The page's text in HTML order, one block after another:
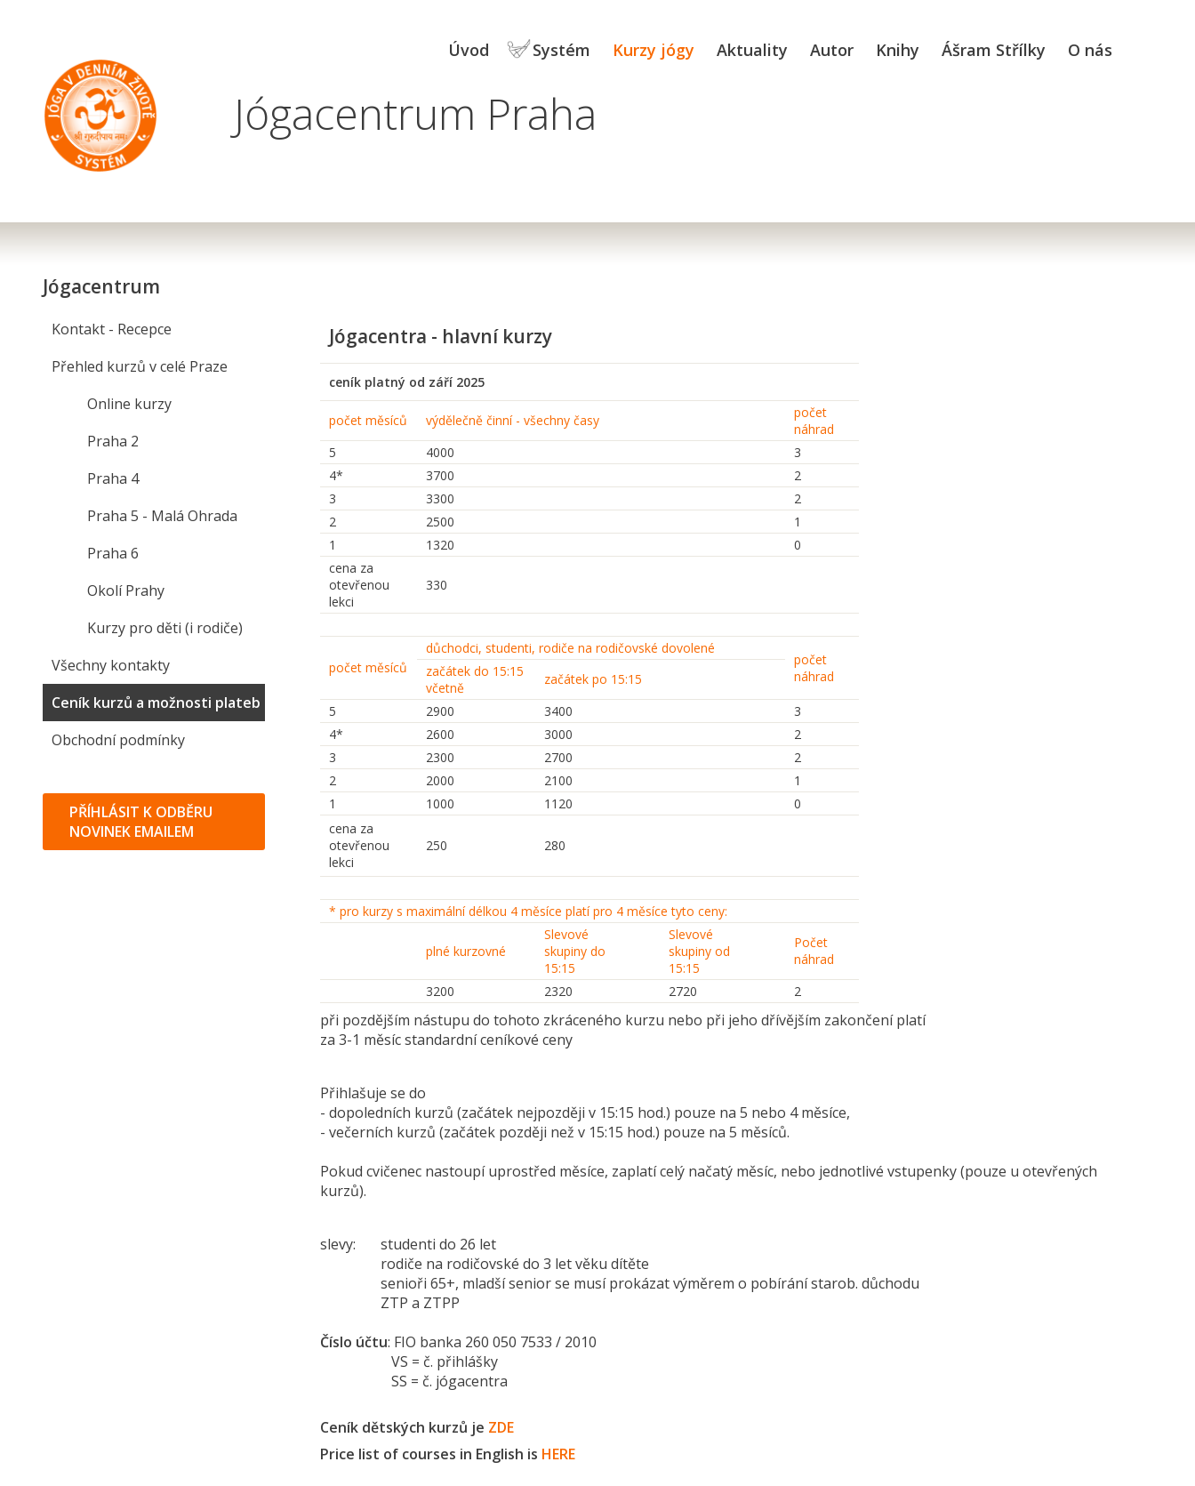
Jógacentrum Praha
Úvod Systém Kurzy jógy Aktuality Autor Knihy Ášram Střílky O nás
Jógacentrum
Kontakt - Recepce
Přehled kurzů v celé Praze
Online kurzy
Praha 2
Praha 4
Praha 5 - Malá Ohrada
Praha 6
Okolí Prahy
Kurzy pro děti (i rodiče)
Všechny kontakty
Ceník kurzů a možnosti plateb
Obchodní podmínky
PŘÍHLÁSIT K ODBĚRU
NOVINEK EMAILEM
Jógacentra - hlavní kurzy
ceník platný od září 2025
počet měsíců výdělečně činní - všechny časy
počet
náhrad
5
4000
3
4*
3700
2
3
3300
2
2
2500
1
1
1320
0
cena za
otevřenou
lekci
330
počet měsíců
důchodci, studenti, rodiče na rodičovské dovolené
počet
náhrad
začátek do 15:15
včetně
začátek po 15:15
5
2900 3400
3
4*
2600 3000
2
3
2300 2700
2
2
2000 2100
1
1
1000 1120
0
cena za
otevřenou
lekci
250 280
* pro kurzy s maximální délkou 4 měsíce platí pro 4 měsíce tyto ceny:
plné kurzovné
Slevové
skupiny do
15:15
Slevové
skupiny od
15:15
Počet
náhrad
3200
2320 2720 2
při pozdějším nástupu do tohoto zkráceného kurzu nebo při jeho dřívějším zakončení platí
za 3-1 měsíc standardní ceníkové ceny
Přihlašuje se do
- dopoledních kurzů (začátek nejpozději v 15:15 hod.) pouze na 5 nebo 4 měsíce,
- večerních kurzů (začátek později než v 15:15 hod.) pouze na 5 měsíců.
Pokud cvičenec nastoupí uprostřed měsíce, zaplatí celý načatý měsíc, nebo jednotlivé vstupenky (pouze u otevřených
kurzů).
slevy: studenti do 26 let
rodiče na rodičovské do 3 let věku dítěte
senioři 65+, mladší senior se musí prokázat výměrem o pobírání starob. důchodu
ZTP a ZTPP
Číslo účtu: FIO banka 260 050 7533 / 2010
VS = č. přihlášky
SS = č. jógacentra
Ceník dětských kurzů je ZDE
Price list of courses in English is HERE